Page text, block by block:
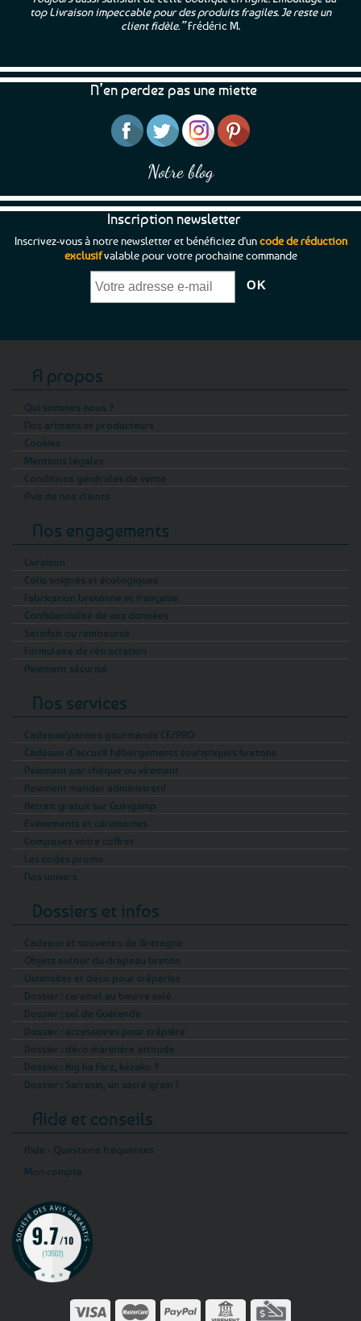
top Livraison impeccable pour des produits fragiles. Je reste un
client fidèle.”Frédéric M.
N’en perdez pas une miette
Notre blog
Inscription newsletter
Inscrivez-vous à notre newsletter et bénéficiez d'uncode de réduction
exclusifvalable pour votre prochaine commande
A propos
Qui sommes-nous ?
Nos artisans et producteurs
Cookies
Mentions légales
Conditions générales de vente
Avis de nos clients
Nos engagements
Livraison
Colis soignés et écologiques
Fabrication bretonne et française
Confidentialité de vos données
Satisfait ou remboursé
Formulaire de rétractation
Paiement sécurisé
Nos services
Cadeaux/paniers gourmands CE/PRO
Cadeaux d’accueil hébergements touristiques bretons
Paiement par chèque ou virement
Paiement mandat administratif
Retrait gratuit sur Guingamp
Evénements et cérémonies
Composez votre coffret
Les codes promo
Nos univers
Dossiers et infos
Cadeaux et souvenirs de Bretagne
Objets autour du drapeau breton
Ustensiles et déco pour crêperies
Dossier : caramel au beurre salé
Dossier : sel de Guérande
Dossier : accessoires pour crêpière
Dossier : déco marinière attitude
Dossier : Kig ha Farz, kézako ?
Dossier : Sarrasin, un sacré grain !
Aide et conseils
Aide - Questions fréquentes
Mon compte